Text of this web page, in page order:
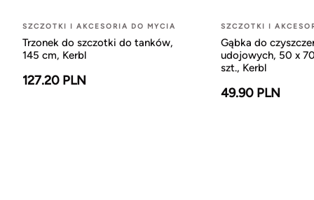
SZCZOTKI I AKCESORIA DO MYCIA
Trzonek do szczotki do tanków,
145 cm, Kerbl
127.20 PLN
SZCZOTKI I
Gąbka do
udojowych, 50 x
szt., Kerbl
49.90 PLN